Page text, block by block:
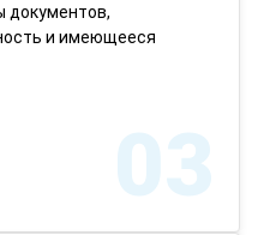
документов,
и имеющееся
03